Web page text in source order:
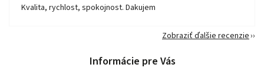
Kvalita, rychlost, spokojnost. Dakujem
Zobraziť ďalšie recenzie
Informácie pre Vás